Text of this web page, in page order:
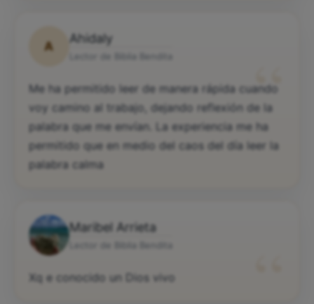
A
Ahidaly
“
Me ha permitido leer de manera rápida cuando
voy camino al trabajo, dejando reflexión de la
palabra que me envían. La experiencia me ha
permitido que en medio del caos del día leer la
palabra calma
Maribel Arrieta
Xq e conocido un Dios vivo